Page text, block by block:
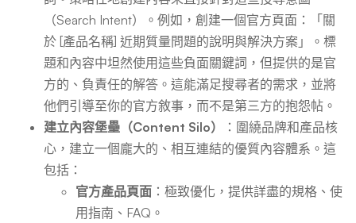
（Search Intent）。例如，創建一個官方頁面：「關
於 [產品名稱] 近期質量問題的說明與解決方案」。標
題和內容中坦然使用這些負面關鍵詞，但提供的是官
方的、負責任的解答。這能滿足搜尋者的需求，並將
他們引導至你的官方敘事，而不是第三方的抱怨帖。
建立內容堡壘（Content Silo）
：圍繞品牌和產品核
心，建立一個龐大的、相互連結的優質內容體系。這
包括：
官方產品頁面 ：極致優化，提供詳盡的規格、使
用指南、FAQ。